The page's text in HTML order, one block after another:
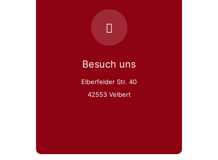
Besuch uns
Elberfelder Str. 40
42553 Velbert